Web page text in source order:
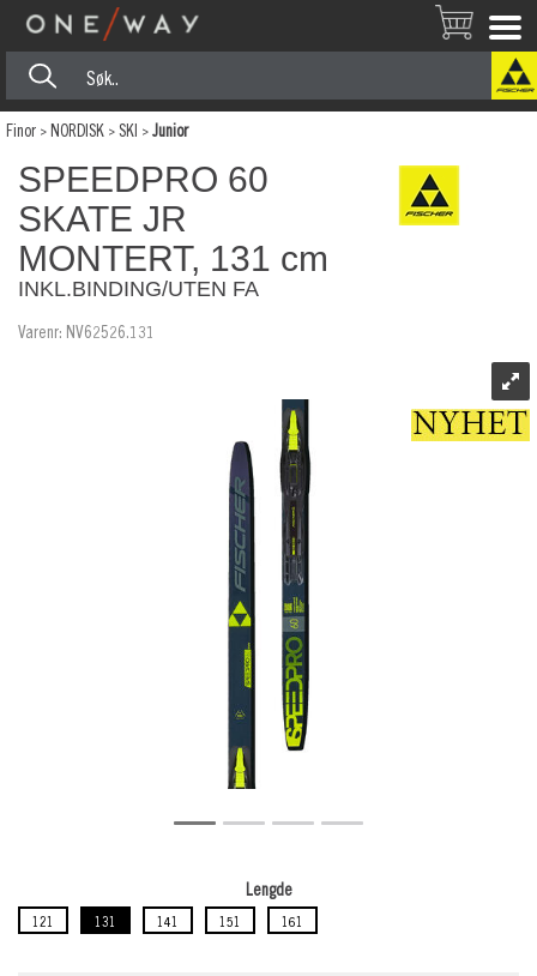
Finor>NORDISK>SKI>Junior
SPEEDPRO 60
SKATE JR
MONTERT, 131 cm
INKL.BINDING/UTEN FA
Varenr: NV62526.131
Lengde
121 131 141 151 161